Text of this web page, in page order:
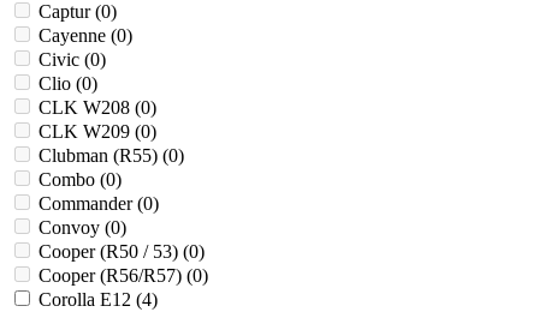
Captur (0)
Cayenne (0)
Civic (0)
Clio (0)
CLK W208 (0)
CLK W209 (0)
Clubman (R55) (0)
Combo (0)
Commander (0)
Convoy (0)
Cooper (R50 / 53) (0)
Cooper (R56/R57) (0)
Corolla E12 (4)